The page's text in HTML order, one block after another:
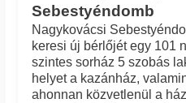
Sebestyéndomb
Nagykovácsi
keresi új bérlőjét egy 101
szintes sorház 5 szobás
helyet a kazánház,
ahonnan közvetlenül a